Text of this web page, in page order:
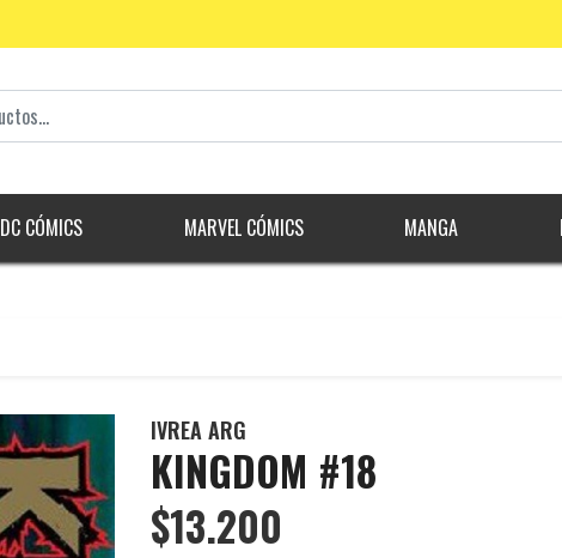
DC CÓMICS MARVEL CÓMICS MANGA
IVREA ARG
KINGDOM #18
$13.200